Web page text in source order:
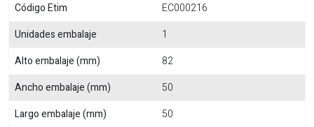
Código Etim
EC000216
Unidades embalaje
1
Alto embalaje (mm)
82
Ancho embalaje (mm)
50
Largo embalaje (mm)
50